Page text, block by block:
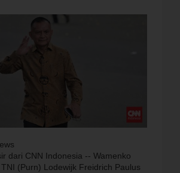
dari CNN Indonesia -- Wamenko
(Purn) Lodewijk Freidrich Paulus